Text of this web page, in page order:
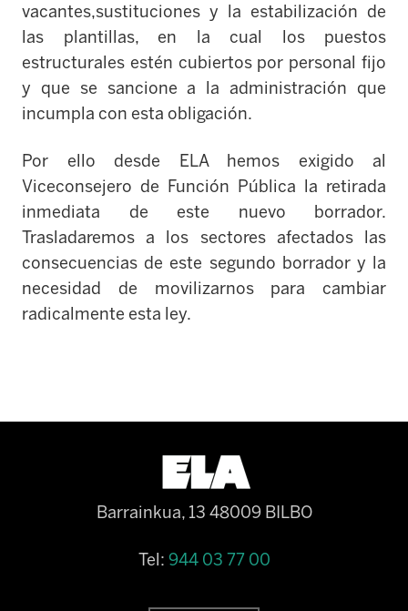
vacantes,sustituciones y la estabilización de
las plantillas, en la cual los puestos
estructurales estén cubiertos por personal fijo
y que se sancione a la administración que
incumpla con esta obligación.
Por ello desde ELA hemos exigido al
Viceconsejero de Función Pública la retirada
inmediata de este nuevo borrador.
Trasladaremos a los sectores afectados las
consecuencias de este segundo borrador y la
necesidad de movilizarnos para cambiar
radicalmente esta ley.
Barrainkua, 13 48009 BILBO
Tel: 944 03 77 00